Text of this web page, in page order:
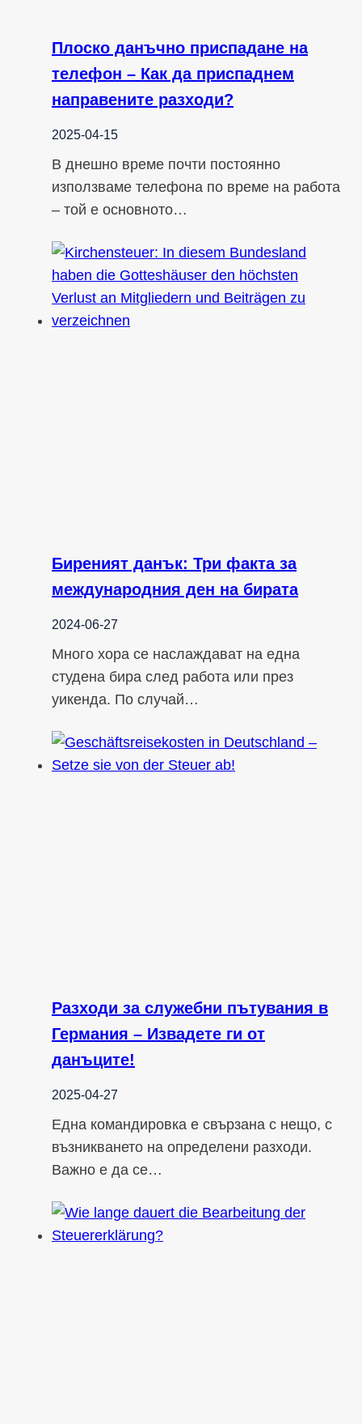
Плоско данъчно приспадане на
телефон – Как да приспаднем
направените разходи?
2025-04-15
В днешно време почти постоянно
използваме телефона по време на работа
– той е основното…
Биреният данък: Три факта за
международния ден на бирата
2024-06-27
Много хора се наслаждават на една
студена бира след работа или през
уикенда. По случай…
Разходи за служебни пътувания в
Германия – Извадете ги от
данъците!
2025-04-27
Една командировка е свързана с нещо, с
възникването на определени разходи.
Важно е да се…